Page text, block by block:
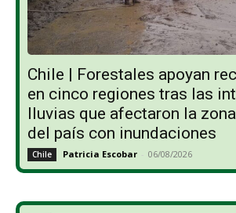
Chile | Forestales apoyan
en cinco regiones tras las
lluvias que afectaron la
del país con inundaciones
Chile Patricia Escobar - 06/08/2026